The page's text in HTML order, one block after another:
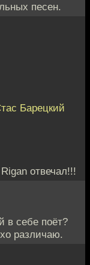
песен.
Барецкий
отвечал!!!
в себе поёт?
различаю.